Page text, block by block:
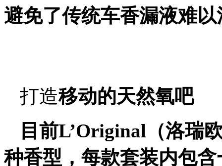
避免了传统车香漏液难
打造移动的天然氧吧
目前L’Original（洛瑞
种香型，每款套装内包含